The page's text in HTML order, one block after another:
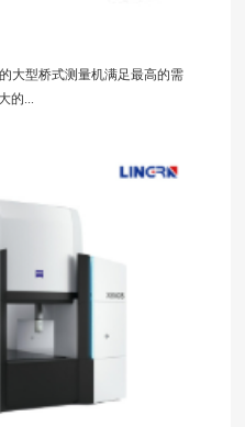
大型桥式测量机满足最高的需
的...